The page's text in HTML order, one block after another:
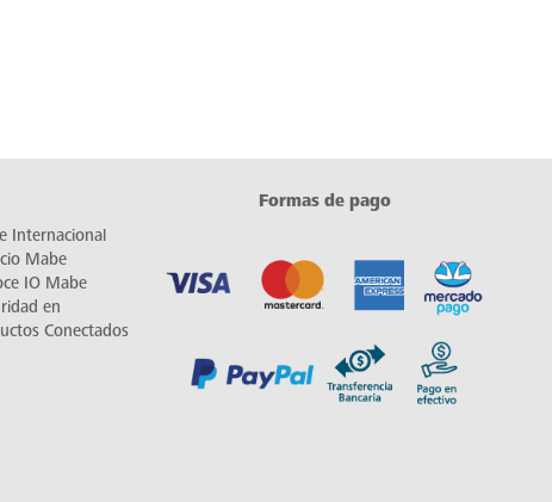
Internacional
Mabe
IO Mabe
en
Conectados
Formas de pago